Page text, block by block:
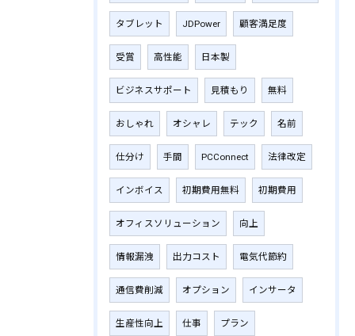
タブレット JDPower 顧客満足度
受賞 高性能 日本製
ビジネスサポート 見積もり 無料
おしゃれ オシャレ テック 名前
仕分け 手間 PCConnect 法律改定
インボイス 初期費用無料 初期費用
オフィスソリューション 向上
情報漏洩 出力コスト 電気代節約
通信費削減 オプション インサータ
生産性向上 仕事 プラン